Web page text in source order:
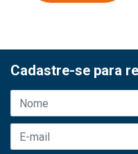
Cadastre-se para